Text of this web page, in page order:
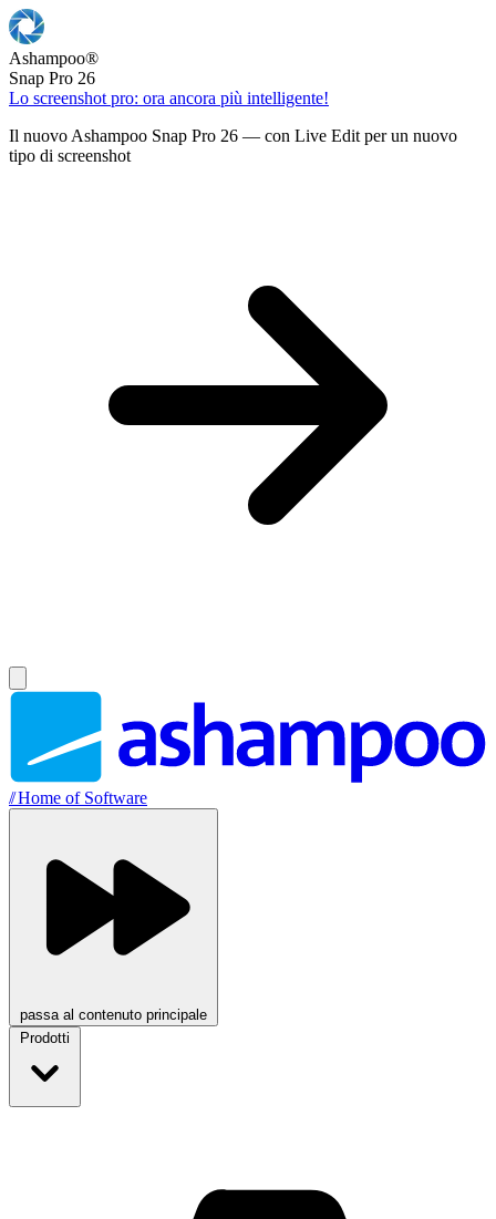
Ashampoo®
Snap Pro 26
Lo screenshot pro: ora ancora più intelligente!
Il nuovo Ashampoo Snap Pro 26 — con Live Edit per un nuovo
tipo di screenshot
//Home of Software
passa al contenuto principale
Prodotti